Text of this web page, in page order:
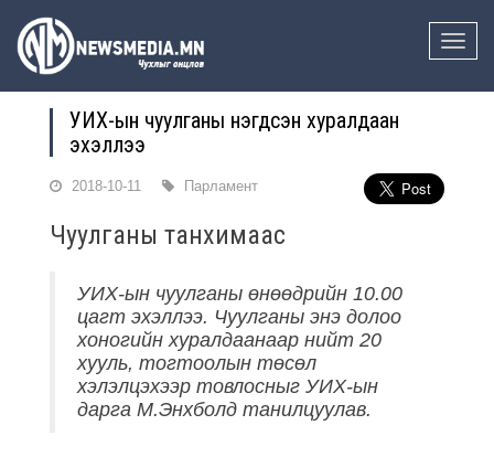
Toggle
УИХ-ын чуулганы нэгдсэн хуралдаан
эхэллээ
2018-10-11 Парламент
Чуулганы танхимаас
УИХ-ын чуулганы өнөөдрийн 10.00
цагт эхэллээ. Чуулганы энэ долоо
хоногийн хуралдаанаар нийт 20
хууль, тогтоолын төсөл
хэлэлцэхээр товлосныг УИХ-ын
дарга М.Энхболд танилцуулав.